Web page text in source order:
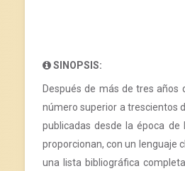
SINOPSIS:
Después de más de tres
número superior a trescientos
publicadas desde la época
proporcionan, con un lenguaje
una lista bibliográfica